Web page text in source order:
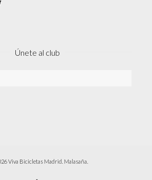
Únete al club
Viva Bicicletas Madrid. Malasaña.